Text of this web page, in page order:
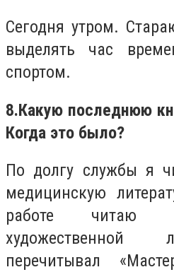
Сегодня утром.
выделять час
спортом.
8.Какую последнюю
Когда это было?
По долгу службы я
медицинскую
работе читаю
художественной
перечитывал